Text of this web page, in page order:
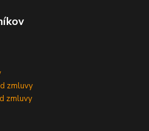
zmluvy
zmluvy